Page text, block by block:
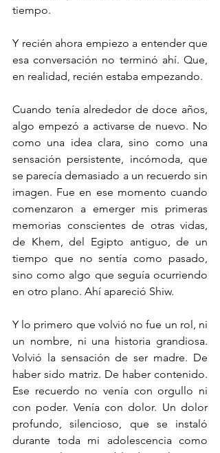
tiempo.
Y recién ahora empiezo a entender que
esa conversación no terminó ahí. Que,
en realidad, recién estaba empezando.
Cuando tenía alrededor de doce años,
algo empezó a activarse de nuevo. No
como una idea clara, sino como una
sensación persistente, incómoda, que
se parecía demasiado a un recuerdo sin
imagen. Fue en ese momento cuando
comenzaron a emerger mis primeras
memorias conscientes de otras vidas,
de Khem, del Egipto antiguo, de un
tiempo que no sentía como pasado,
sino como algo que seguía ocurriendo
en otro plano. Ahí apareció Shiw.
Y lo primero que volvió no fue un rol, ni
un nombre, ni una historia grandiosa.
Volvió la sensación de ser madre. De
haber sido matriz. De haber contenido.
Ese recuerdo no venía con orgullo ni
con poder. Venía con dolor. Un dolor
profundo, silencioso, que se instaló
durante toda mi adolescencia como